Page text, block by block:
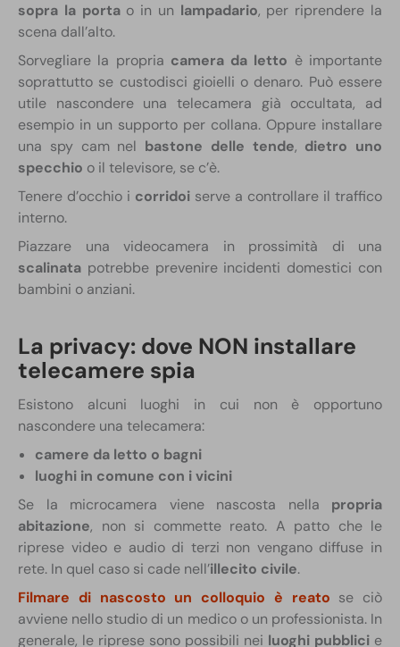
sopra la portao in un lampadario, per riprendere la
scena dall’alto.
Sorvegliare la propria camera da letto è importante
soprattutto se custodisci gioielli o denaro. Può essere
utile nascondere una telecamera già occultata, ad
esempio in un supporto per collana. Oppure installare
una spy cam nel bastone delle tende, dietro uno
specchio o il televisore, se c’è.
Tenere d’occhio i corridoi serve a controllare il traffico
interno.
Piazzare una videocamera in prossimità di una
scalinata potrebbe prevenire incidenti domestici con
bambini o anziani.
La privacy: dove NON installare
telecamere spia
Esistono alcuni luoghi in cui non è opportuno
nascondere una telecamera:
camere da letto o bagni
luoghi in comune con i vicini
Se la microcamera viene nascosta nella propria
abitazione, non si commette reato. A patto che le
riprese video e audio di terzi non vengano diffuse in
rete. In quel caso si cade nell’illecito civile.
Filmare di nascosto un colloquio è reato se ciò
avviene nello studio di un medico o un professionista. In
generale, le riprese sono possibili nei luoghi pubblici e